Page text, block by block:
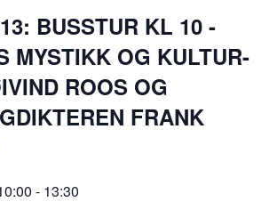
BUSSTUR KL 10 -
MYSTIKK OG KULTUR-
ROOS OG
FRANK
- 13:30